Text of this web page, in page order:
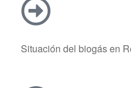
Situación del biogás en